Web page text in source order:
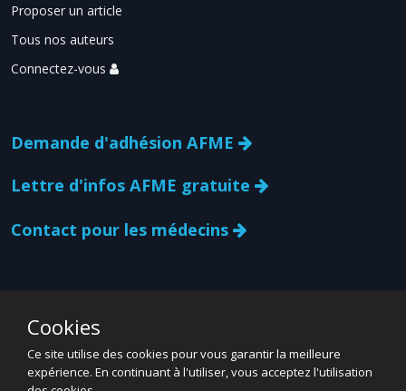
Proposer un article
Tous nos auteurs
Connectez-vous
Demande d'adhésion AFME
Lettre d'infos AFME gratuite
Contact pour les médecins
Cookies
Ce site utilise des cookies pour vous garantir la meilleure
expérience. En continuant à l'utiliser, vous acceptez l'utilisation